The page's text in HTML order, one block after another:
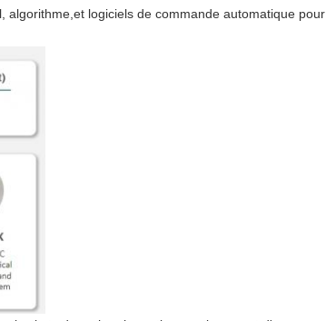
algorithme,et logiciels de commande automatique pour